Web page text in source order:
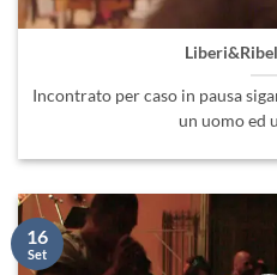
Incontrato per caso in pausa
un uomo ed
16
Set